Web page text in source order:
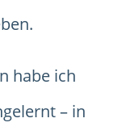
habe ich
– in